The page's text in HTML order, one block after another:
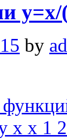
y=x/
by
x x 1 2